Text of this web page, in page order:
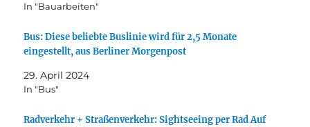
In "Bauarbeiten"
Bus: Diese beliebte Buslinie wird für 2,5 Monate
eingestellt, aus Berliner Morgenpost
29. April 2024
In "Bus"
Radverkehr + Straßenverkehr: Sightseeing per Rad Auf